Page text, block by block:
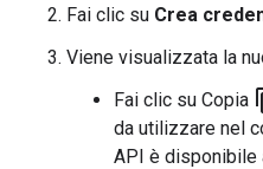
Fai clic su Crea
Viene visualizzata la
Fai clic su Copia
da utilizzare nel
API è disponibile